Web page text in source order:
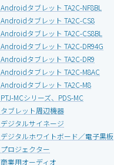
Androidタブレット TA2C-NF8BL
Androidタブレット TA2C-CS8
Androidタブレット TA2C-CS8BL
Androidタブレット TA2C-DR94G
Androidタブレット TA2C-DR9
Androidタブレット TA2C-M8AC
Androidタブレット TA2C-M8
PTJ-MCシリーズ、PDS-MC
タブレット周辺機器
デジタルサイネージ
デジタルホワイトボード／電子黒板
プロジェクター
商業用オーディオ